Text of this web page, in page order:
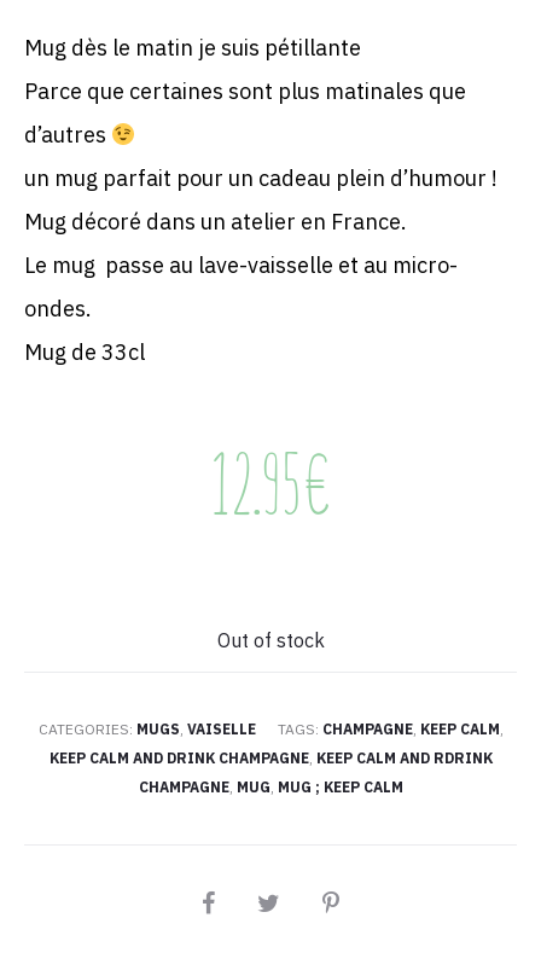
Mug dès le matin je suis pétillante
Parce que certaines sont plus matinales que
d’autres
un mug parfait pour un cadeau plein d’humour !
Mug décoré dans un atelier en France.
Le mug passe au lave-vaisselle et au micro-
ondes.
Mug de 33cl
12.95€
Out of stock
CATEGORIES: MUGS, VAISELLE TAGS: CHAMPAGNE, KEEP CALM,
KEEP CALM AND DRINK CHAMPAGNE, KEEP CALM AND RDRINK
CHAMPAGNE, MUG, MUG ; KEEP CALM
PARTAGEZ